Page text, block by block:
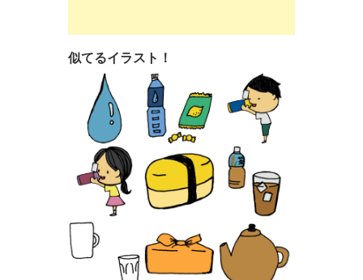
似てるイラスト！